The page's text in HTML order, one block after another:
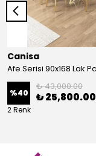
Canisa
%40
₺ 43,000.00
₺ 25,800.00
2 Renk